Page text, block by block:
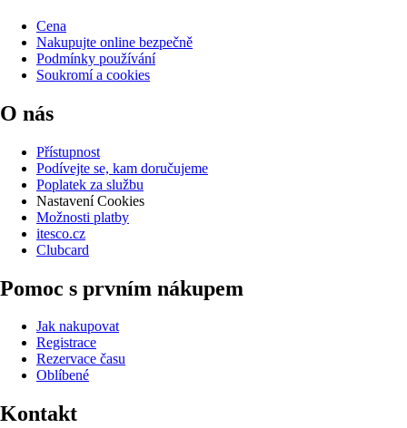
Cena
Nakupujte online bezpečně
Podmínky používání
Soukromí a cookies
O nás
Přístupnost
Podívejte se, kam doručujeme
Poplatek za službu
Nastavení Cookies
Možnosti platby
itesco.cz
Clubcard
Pomoc s prvním nákupem
Jak nakupovat
Registrace
Rezervace času
Oblíbené
Kontakt